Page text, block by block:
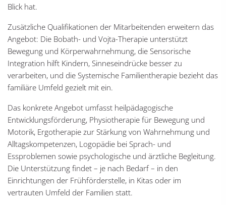
Blick hat.
Zusätzliche Qualifikationen der Mitarbeitenden erweitern das
Angebot: Die Bobath- und Vojta-Therapie unterstützt
Bewegung und Körperwahrnehmung, die Sensorische
Integration hilft Kindern, Sinneseindrücke besser zu
verarbeiten, und die Systemische Familientherapie bezieht das
familiäre Umfeld gezielt mit ein.
Das konkrete Angebot umfasst heilpädagogische
Entwicklungsförderung, Physiotherapie für Bewegung und
Motorik, Ergotherapie zur Stärkung von Wahrnehmung und
Alltagskompetenzen, Logopädie bei Sprach- und
Essproblemen sowie psychologische und ärztliche Begleitung.
Die Unterstützung findet – je nach Bedarf – in den
Einrichtungen der Frühförderstelle, in Kitas oder im
vertrauten Umfeld der Familien statt.